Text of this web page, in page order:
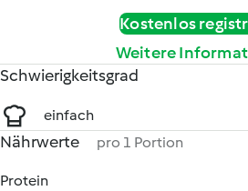
Kostenlos
Weitere
Schwierigkeitsgrad
einfach
Nährwerte pro 1 Portion
Protein